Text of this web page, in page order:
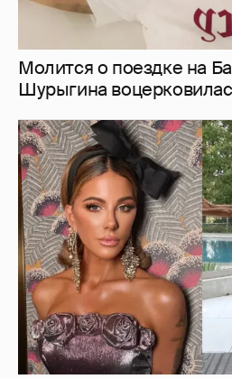
Молится о поездке на
Шурыгина